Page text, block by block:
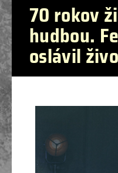
70 rokov
hudbou.
oslávil